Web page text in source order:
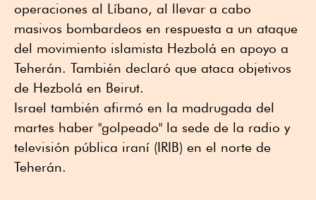
operaciones al Líbano, al llevar a cabo
masivos bombardeos en respuesta a un ataque
del movimiento islamista Hezbolá en apoyo a
Teherán. También declaró que ataca objetivos
de Hezbolá en Beirut.
Israel también afirmó en la madrugada del
martes haber "golpeado" la sede de la radio y
televisión pública iraní (IRIB) en el norte de
Teherán.